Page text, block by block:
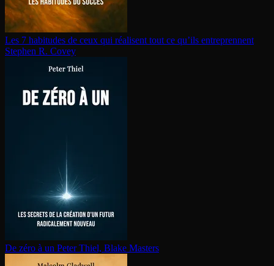
Les 7 habitudes de ceux qui réalisent tout ce qu’ils en­tre­prennent
Stephen R. Covey
De zéro à un Peter Thiel, Blake Masters